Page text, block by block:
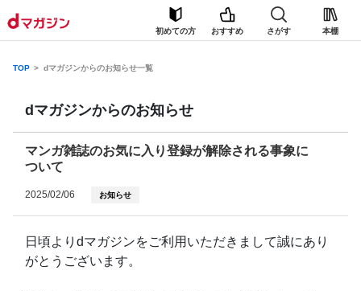
初めての方 おすすめ さがす 本棚
TOP dマガジンからのお知らせ一覧
dマガジンからのお知らせ
マンガ雑誌のお気に入り登録が解除される事象に
ついて
2025/02/06 お知らせ
日頃よりdマガジンをご利用いただきまして誠にあり
がとうございます。